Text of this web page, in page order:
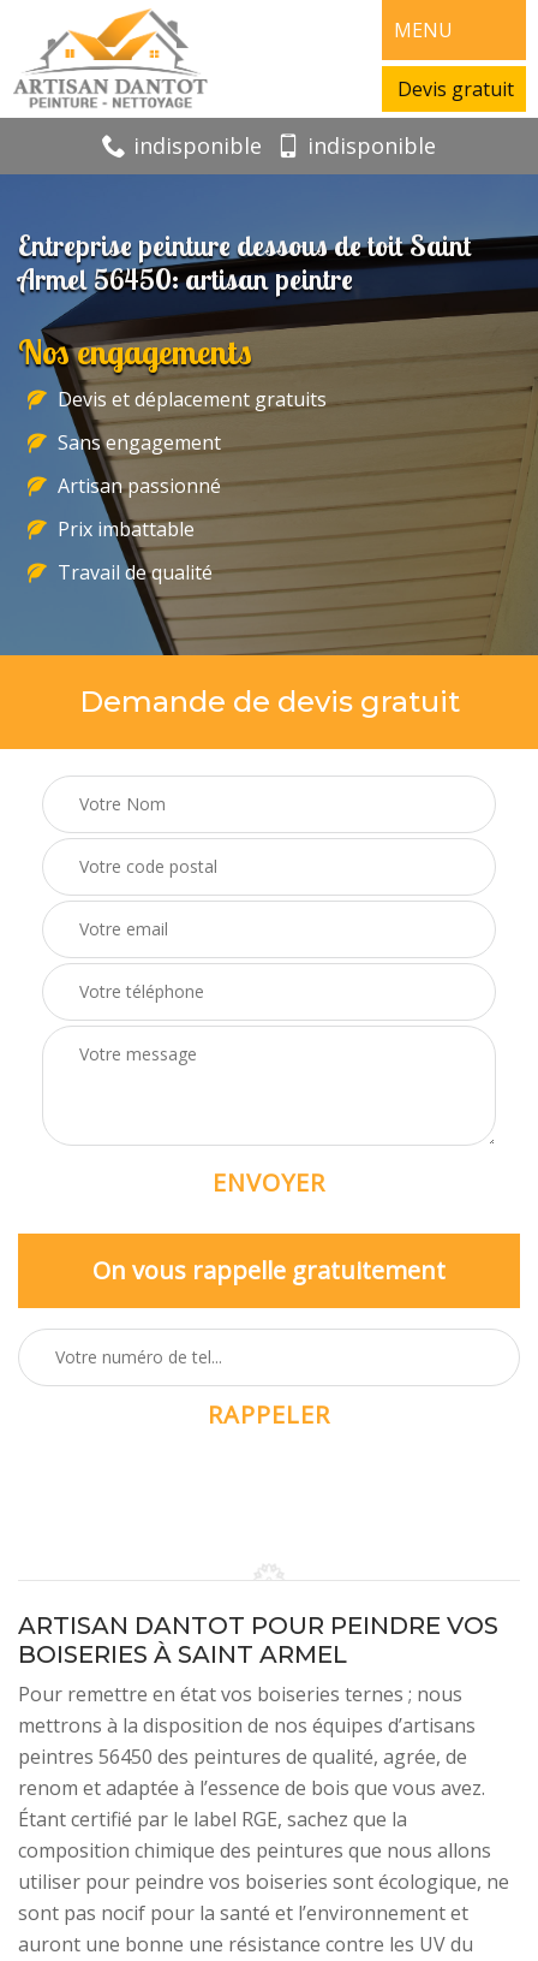
MENU
Devis gratuit
indisponible indisponible
Entreprise peinture dessous de toit Saint
Armel 56450: artisan peintre
Nos engagements
Devis et déplacement gratuits
Sans engagement
Artisan passionné
Prix imbattable
Travail de qualité
Demande de devis gratuit
On vous rappelle gratuitement
ARTISAN DANTOT POUR PEINDRE VOS
BOISERIES À SAINT ARMEL
Pour remettre en état vos boiseries ternes ; nous
mettrons à la disposition de nos équipes d’artisans
peintres 56450 des peintures de qualité, agrée, de
renom et adaptée à l’essence de bois que vous avez.
Étant certifié par le label RGE, sachez que la
composition chimique des peintures que nous allons
utiliser pour peindre vos boiseries sont écologique, ne
sont pas nocif pour la santé et l’environnement et
auront une bonne une résistance contre les UV du